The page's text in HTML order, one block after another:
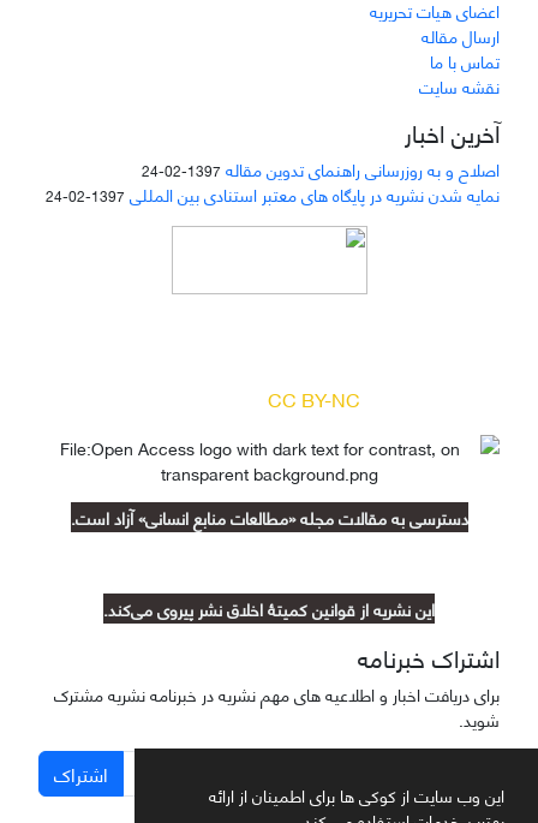
این وب سایت از کوکی ها برای اطمینان از ارائه
اعضای هیات تحریریه
ارسال مقاله
تماس با ما
نقشه سایت
آخرین اخبار
اصلاح و به روزرسانی راهنمای تدوین مقاله 1397-02-24
نمایه شدن نشریه در پایگاه های معتبر استنادی بین المللی 1397-02-24
CC BY-NC
دسترسی به مقالات مجله «مطالعات منابع انسانی» آزاد است.
این نشریه از قوانین کمیتۀ اخلاق نشر پیروی می‌کند.
اشتراک خبرنامه
برای دریافت اخبار و اطلاعیه های مهم نشریه در خبرنامه نشریه مشترک
شوید.
اشتراک